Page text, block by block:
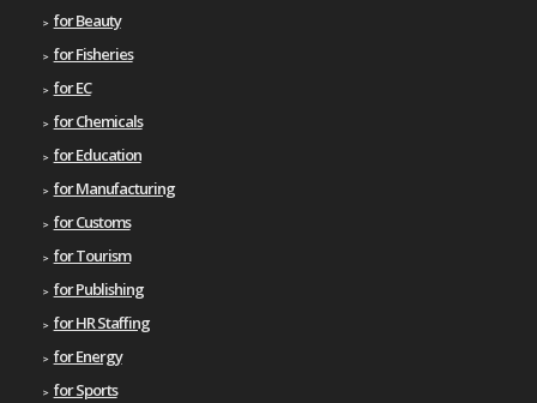
for Beauty
for Fisheries
for EC
for Chemicals
for Education
for Manufacturing
for Customs
for Tourism
for Publishing
for HR Staffing
for Energy
for Sports